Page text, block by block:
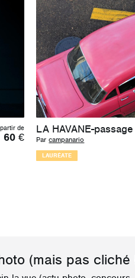
de
60€
LA HAVANE-passage
Par campanario
LAURÉATE
(mais pas cliché